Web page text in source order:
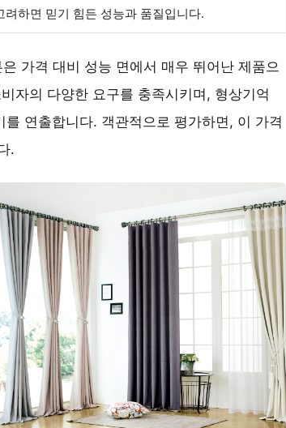
하면 믿기 힘든 성능과 품질입니다.
가격 대비 성능 면에서 매우 뛰어난 제품으
자의 다양한 요구를 충족시키며, 형상기억
연출합니다. 객관적으로 평가하면, 이 가격
.